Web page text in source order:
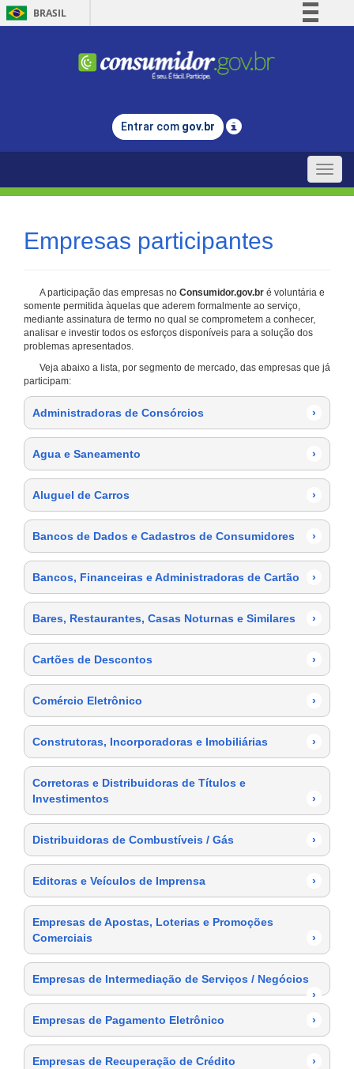
BRASIL
Comunica BR
Legislação
Entrar com gov.br
Toggle
Empresas participantes
A participação das empresas no Consumidor.gov.br é voluntária e
somente permitida àquelas que aderem formalmente ao serviço,
mediante assinatura de termo no qual se comprometem a conhecer,
analisar e investir todos os esforços disponíveis para a solução dos
problemas apresentados.
Veja abaixo a lista, por segmento de mercado, das empresas que já
participam:
Administradoras de Consórcios ›
Agua e Saneamento ›
Aluguel de Carros ›
Bancos de Dados e Cadastros de Consumidores ›
Bancos, Financeiras e Administradoras de Cartão ›
Bares, Restaurantes, Casas Noturnas e Similares ›
Cartões de Descontos ›
Comércio Eletrônico ›
Construtoras, Incorporadoras e Imobiliárias ›
Corretoras e Distribuidoras de Títulos e
Investimentos
›
Distribuidoras de Combustíveis / Gás ›
Editoras e Veículos de Imprensa ›
Empresas de Apostas, Loterias e Promoções
Comerciais
›
Empresas de Intermediação de Serviços / Negócios
›
Empresas de Pagamento Eletrônico
›
Empresas de Recuperação de Crédito ›